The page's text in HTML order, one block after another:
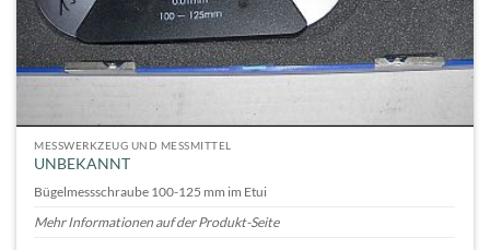
MESSWERKZEUG UND MESSMITTEL
UNBEKANNT
Bügelmessschraube 100-125 mm im Etui
Mehr Informationen auf der Produkt-Seite